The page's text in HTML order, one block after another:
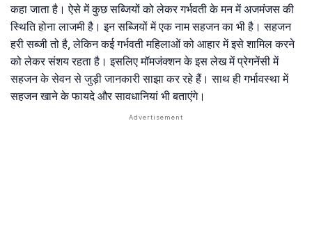
कहा जाता है। ऐसे में कुछ सब्जियों को लेकर गर्भवती के मन में अजमंजस की
स्थिति होना लाजमी है। इन सब्जियों में एक नाम सहजन का भी है। सहजन
हरी सब्जी तो है, लेकिन कई गर्भवती महिलाओं को आहार में इसे शामिल करने
को लेकर संशय रहता है। इसलिए मॉमजंक्शन के इस लेख में प्रेगनेंसी में
सहजन के सेवन से जुड़ी जानकारी साझा कर रहे हैं। साथ ही गर्भावस्था में
सहजन खाने के फायदे और सावधानियां भी बताएंगे।